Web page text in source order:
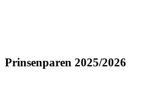
Prinsenparen 2025/2026